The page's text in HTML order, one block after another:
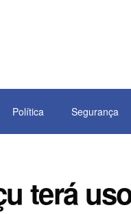
Política Segurança
terá